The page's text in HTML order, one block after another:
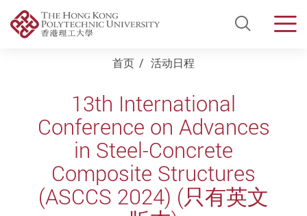
Open
首页 活动日程
13th International
Conference on Advances
in Steel-Concrete
Composite Structures
(ASCCS 2024) (只有英文